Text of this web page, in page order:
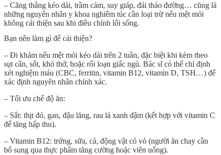
– Căng thẳng kéo dài, trầm cảm, suy giáp, đái tháo đường… cũng là
những nguyên nhân y khoa nghiêm túc cần loại trừ nếu mệt mỏi
không cải thiện sau khi điều chỉnh lối sống.
Bạn nên làm gì để cải thiện?
– Đi khám nếu mệt mỏi kéo dài trên 2 tuần, đặc biệt khi kèm theo
sụt cân, sốt, khó thở, hoặc rối loạn giấc ngủ. Bác sĩ có thể chỉ định
xét nghiệm máu (CBC, ferritin, vitamin B12, vitamin D, TSH…) để
xác định nguyên nhân chính xác.
– Tối ưu chế độ ăn:
– Sắt: thịt đỏ, gan, đậu lăng, rau lá xanh đậm (kết hợp với vitamin C
để tăng hấp thu).
– Vitamin B12: trứng, sữa, cá, động vật có vỏ (người ăn chay cần
bổ sung qua thực phẩm tăng cường hoặc viên uống).